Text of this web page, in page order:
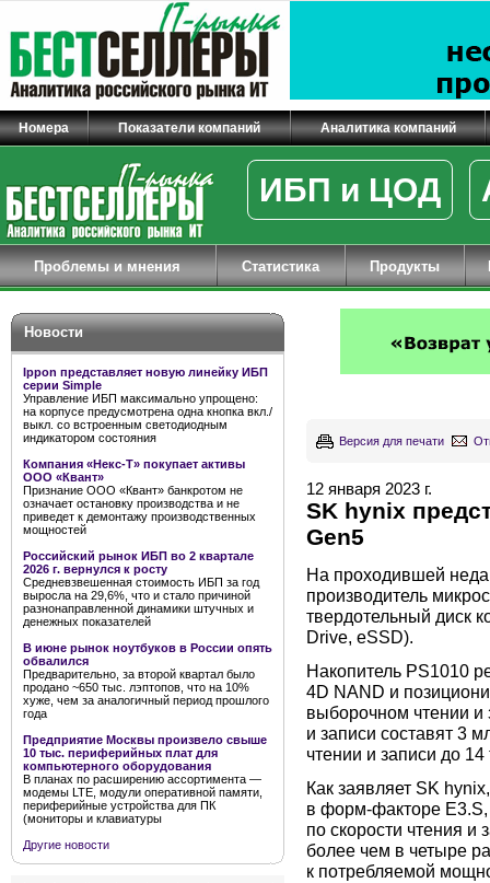
Номера Показатели компаний Аналитика компаний
ИБП и ЦОД
Проблемы и мнения Статистика Продукты
Новости
Ippon представляет новую линейку ИБП
серии Simple
Управление ИБП максимально упрощено:
на корпусе предусмотрена одна кнопка вкл./
выкл. со встроенным светодиодным
индикатором состояния
Компания «Некс-Т» покупает активы
ООО «Квант»
Признание ООО «Квант» банкротом не
означает остановку производства и не
приведет к демонтажу производственных
мощностей
Российский рынок ИБП во 2 квартале
2026 г. вернулся к росту
Средневзвешенная стоимость ИБП за год
выросла на 29,6%, что и стало причиной
разнонаправленной динамики штучных и
денежных показателей
В июне рынок ноутбуков в России опять
обвалился
Предварительно, за второй квартал было
продано ~650 тыс. лэптопов, что на 10%
хуже, чем за аналогичный период прошлого
года
Предприятие Москвы произвело свыше
10 тыс. периферийных плат для
компьютерного оборудования
В планах по расширению ассортимента —
модемы LTE, модули оперативной памяти,
периферийные устройства для ПК
(мониторы и клавиатуры
Другие новости
Версия для печати
12 января 2023 г.
SK hynix
Gen5
На проходившей
производитель
твердотельный диск
Drive, eSSD).
Накопитель PS1010
4D NAND и
выборочном чтении и
и записи составят 3
чтении и записи до
Как заявляет SK
в форм-факторе
по скорости чтения и
более чем в четыре
к потребляемой